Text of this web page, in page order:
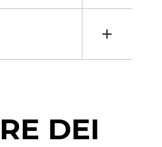
DEI